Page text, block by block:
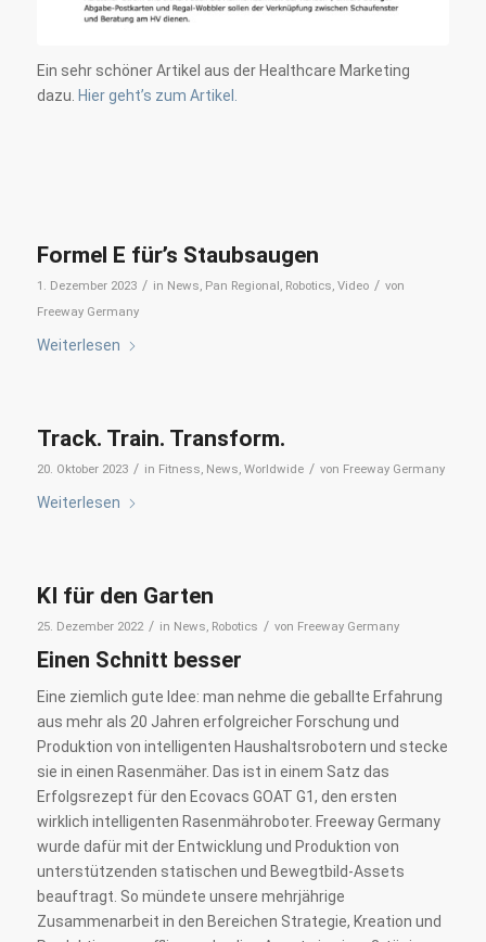
Ein sehr schöner Artikel aus der Healthcare Marketing
dazu. Hier geht’s zum Artikel.
Formel E für’s Staubsaugen
1. Dezember 2023 / in News, Pan Regional, Robotics, Video / von
Freeway Germany
Weiterlesen
Track. Train. Transform.
20. Oktober 2023 / in Fitness, News, Worldwide / von Freeway Germany
Weiterlesen
KI für den Garten
25. Dezember 2022 / in News, Robotics / von Freeway Germany
Einen Schnitt besser
Eine ziemlich gute Idee: man nehme die geballte Erfahrung
aus mehr als 20 Jahren erfolgreicher Forschung und
Produktion von intelligenten Haushaltsrobotern und stecke
sie in einen Rasenmäher. Das ist in einem Satz das
Erfolgsrezept für den Ecovacs GOAT G1, den ersten
wirklich intelligenten Rasenmähroboter. Freeway Germany
wurde dafür mit der Entwicklung und Produktion von
unterstützenden statischen und Bewegtbild-Assets
beauftragt. So mündete unsere mehrjährige
Zusammenarbeit in den Bereichen Strategie, Kreation und